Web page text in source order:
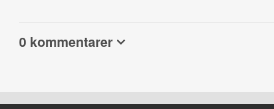
0 kommentarer